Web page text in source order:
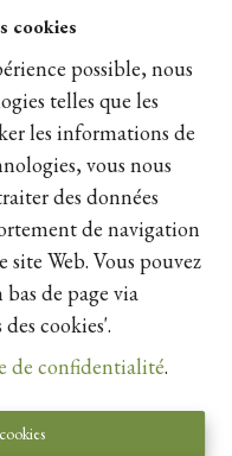
cookies
possible, nous
telles que les
les informations de
vous nous
des données
de navigation
Web. Vous pouvez
de page via
cookies'.
de confidentialité.